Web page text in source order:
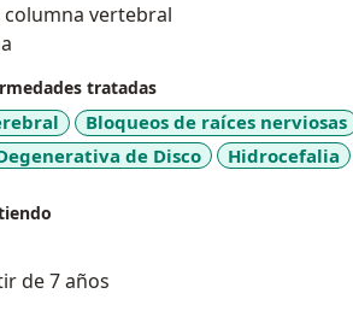
columna vertebral
tratadas
Bloqueos de raíces nerviosas
de Disco
Hidrocefalia
de 7 años